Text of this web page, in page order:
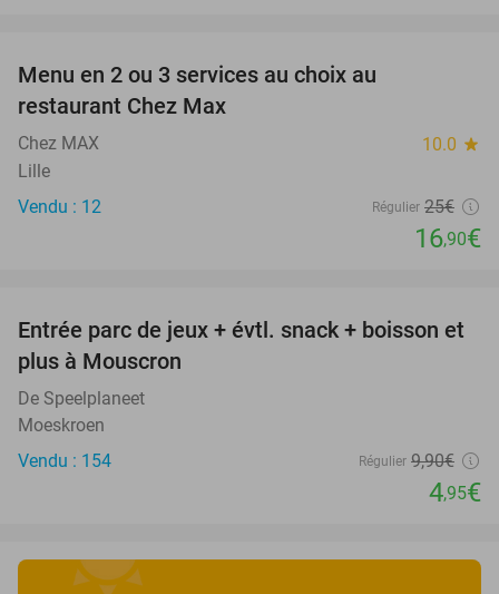
Menu en 2 ou 3 services au choix au
restaurant Chez Max
Chez MAX 10.0 star
Lille
Vendu : 12
Régulier 25€
16,90€
50%
Entrée parc de jeux + évtl. snack + boisson et
plus à Mouscron
De Speelplaneet
Moeskroen
Vendu : 154
Régulier 9,90€
4,95€